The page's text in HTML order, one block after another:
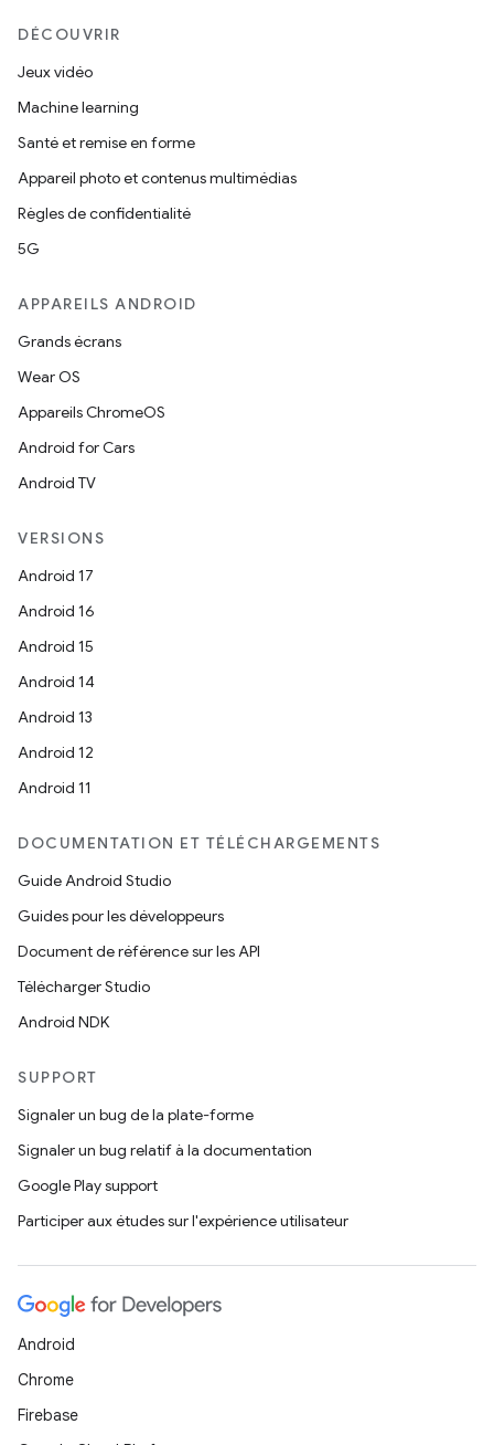
DÉCOUVRIR
Jeux vidéo
Machine learning
Santé et remise en forme
Appareil photo et contenus multimédias
Règles de confidentialité
5G
APPAREILS ANDROID
Grands écrans
Wear OS
Appareils ChromeOS
Android for Cars
Android TV
VERSIONS
Android 17
Android 16
Android 15
Android 14
Android 13
Android 12
Android 11
DOCUMENTATION ET TÉLÉCHARGEMENTS
Guide Android Studio
Guides pour les développeurs
Document de référence sur les API
Télécharger Studio
Android NDK
SUPPORT
Signaler un bug de la plate-forme
Signaler un bug relatif à la documentation
Google Play support
Participer aux études sur l'expérience utilisateur
Android
Chrome
Firebase